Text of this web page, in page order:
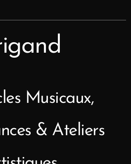
Musicaux,
& Ateliers